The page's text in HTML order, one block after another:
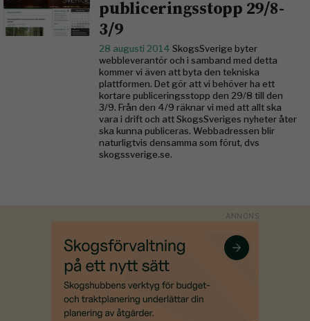
publiceringsstopp 29/8-
3/9
28 augusti 2014 SkogsSverige byter
webbleverantör och i samband med detta
kommer vi även att byta den tekniska
plattformen. Det gör att vi behöver ha ett
kortare publiceringsstopp den 29/8 till den
3/9. Från den 4/9 räknar vi med att allt ska
vara i drift och att SkogsSveriges nyheter åter
ska kunna publiceras. Webbadressen blir
naturligtvis densamma som förut, dvs
skogssverige.se.